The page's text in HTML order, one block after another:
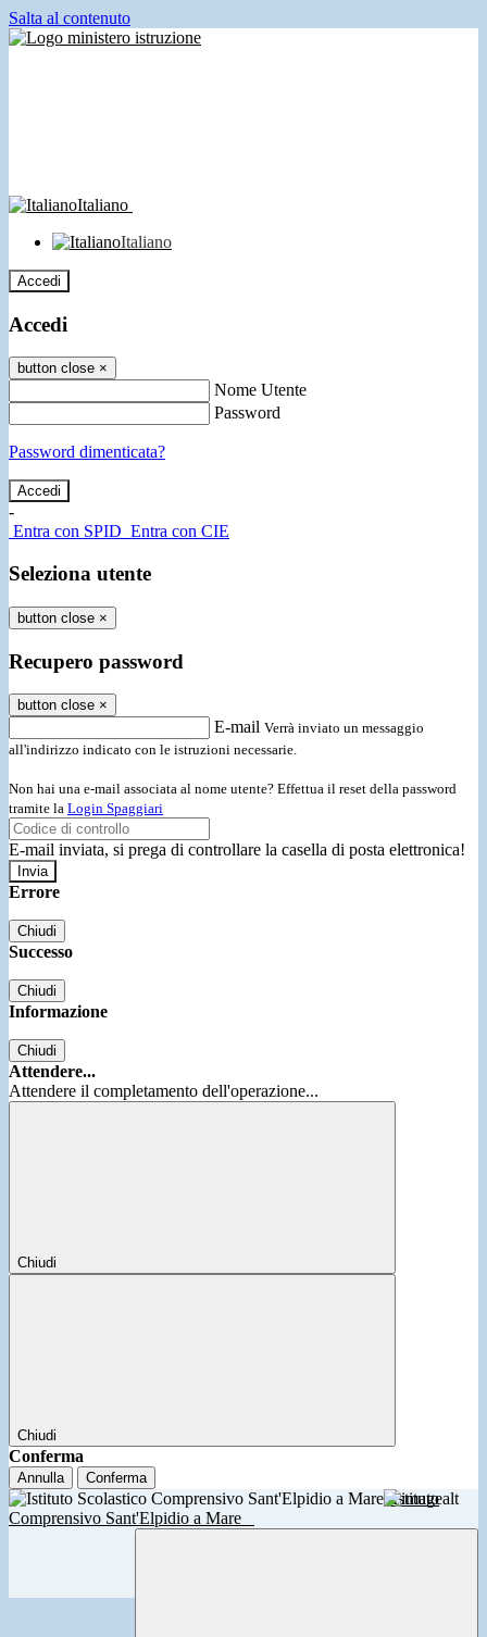
Salta al contenuto
Italiano
Italiano
Accedi
Accedi
button close ×
Nome Utente
Password
Password dimenticata?
-
Entra con SPID Entra con CIE
Seleziona utente
button close ×
Recupero password
button close ×
E-mail Verrà inviato un messaggio
all'indirizzo indicato con le istruzioni necessarie.
Non hai una e-mail associata al nome utente? Effettua il reset della password
tramite la Login Spaggiari
E-mail inviata, si prega di controllare la casella di posta elettronica!
Errore
Chiudi
Successo
Chiudi
Informazione
Chiudi
Attendere...
Attendere il completamento dell'operazione...
Chiudi
Chiudi
Conferma
Annulla Conferma
Istituto
Comprensivo Sant'Elpidio a Mare